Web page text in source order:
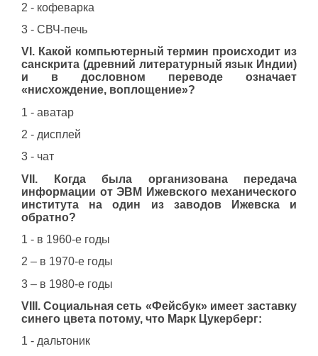
2 - кофеварка
3 - СВЧ-печь
VI . Какой компьютерный термин происходит из
санскрита (древний литературный язык Индии)
и в дословном переводе означает
«нисхождение, воплощение»?
1 - аватар
2 - дисплей
3 - чат
VII . Когда была организована передача
информации от ЭВМ Ижевского механического
института на один из заводов Ижевска и
обратно?
1 - в 1960-е годы
2 – в 1970-е годы
3 – в 1980-е годы
VIII . Социальная сеть «Фейсбук» имеет заставку
синего цвета потому, что Марк Цукерберг:
1 - дальтоник